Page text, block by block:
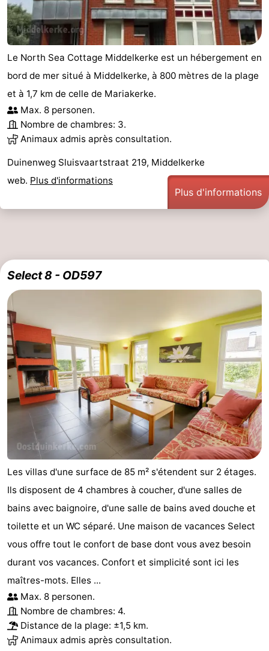
Le
Coq
-
Bredene
-
Ostende
-
Westende
Nieuport
-
Oostduinkerke
-
Koksijde
-
La
-
Westhoek
Contact
Le North Sea Cottage Middelkerke est un hébergement en
bord de mer situé à Middelkerke, à 800 mètres de la plage
et à 1,7 km de celle de Mariakerke.
Max. 8 personen.
Nombre de chambres: 3.
Animaux admis après consultation.
Duinenweg Sluisvaartstraat 219, Middelkerke
web. Plus d'informations
Plus d'informations
Select 8 - OD597
Les villas d'une surface de 85 m² s'étendent sur 2 étages.
Ils disposent de 4 chambres à coucher, d'une salles de
bains avec baignoire, d'une salle de bains aved douche et
toilette et un WC séparé. Une maison de vacances Select
vous offre tout le confort de base dont vous avez besoin
durant vos vacances. Confort et simplicité sont ici les
maîtres-mots. Elles ...
Max. 8 personen.
Nombre de chambres: 4.
Distance de la plage: ±1,5 km.
Animaux admis après consultation.